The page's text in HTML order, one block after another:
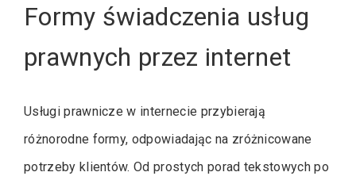
Formy świadczenia usług
prawnych przez internet
Usługi prawnicze w internecie przybierają
różnorodne formy, odpowiadając na zróżnicowane
potrzeby klientów. Od prostych porad tekstowych po